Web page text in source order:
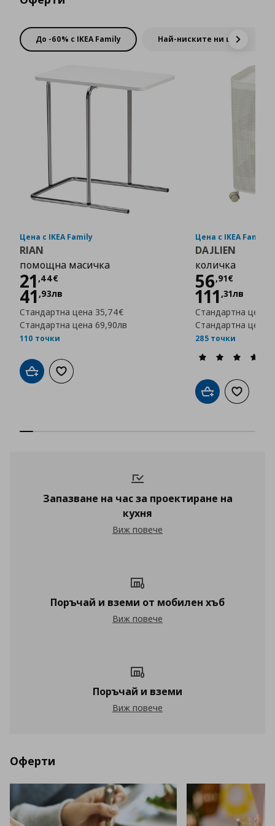
До -60% с IKEA Family Най-ниските ни цени
Цена с IKEA Family
RIAN
помощна масичка
21 ,44€
Цена
41 ,93лв
Стандартна цена 35,74€
Стандартна цена 69,90лв
110 точки
Добави в кошницата
Добави към списъка с любими
Цена с IKEA Family
DAJLIEN
количка
56,91€
Цена
111 ,31лв
Стандартна цена
Стандартна цена
285 точки
Добави вДобави
Запазване на час за проектиране на
кухня
Запазване на час за проектиране на
Виж повече
Поръчай и вземи от мобилен хъб
Поръчай и вземи от мобилен хъб
Виж повече
Поръчай и вземи
Поръчай и вземи
Виж повече
Оферти